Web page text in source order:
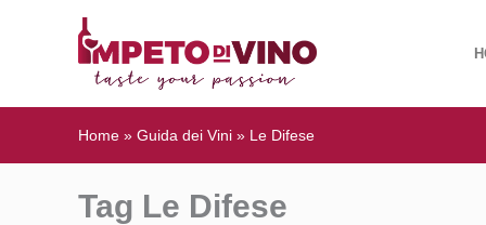
Home » Guida dei Vini » Le Difese
Tag Le Difese